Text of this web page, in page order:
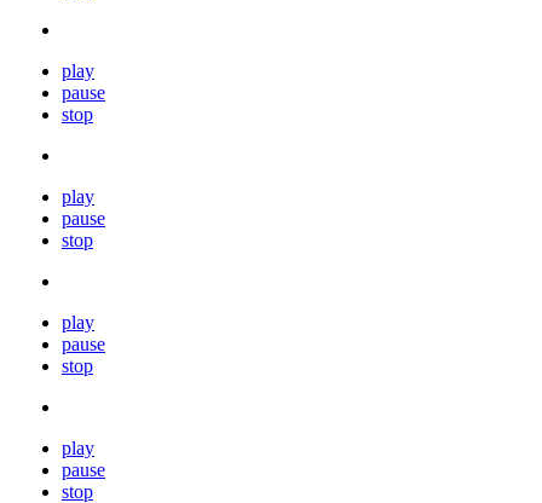
play
pause
stop
play
pause
stop
play
pause
stop
play
pause
stop